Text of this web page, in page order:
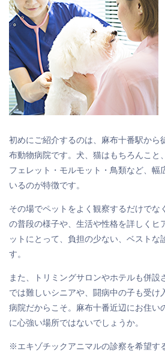
初めにご紹介するのは、麻布十番駅から
布動物病院です。犬、猫はもちろんこと
フェレット・モルモット・鳥類など、幅
いるのが特徴です。
その場でペットをよく観察するだけでな
の普段の様子や、生活や性格を詳しくヒ
ットにとって、負担の少ない、ベストな
す。
また、トリミングサロンやホテルも併設
では難しいシニアや、闘病中の子も受け
病院だからこそ。麻布十番近辺にお住い
に心強い場所ではないでしょうか。
※エキゾチックアニマルの診察を希望す